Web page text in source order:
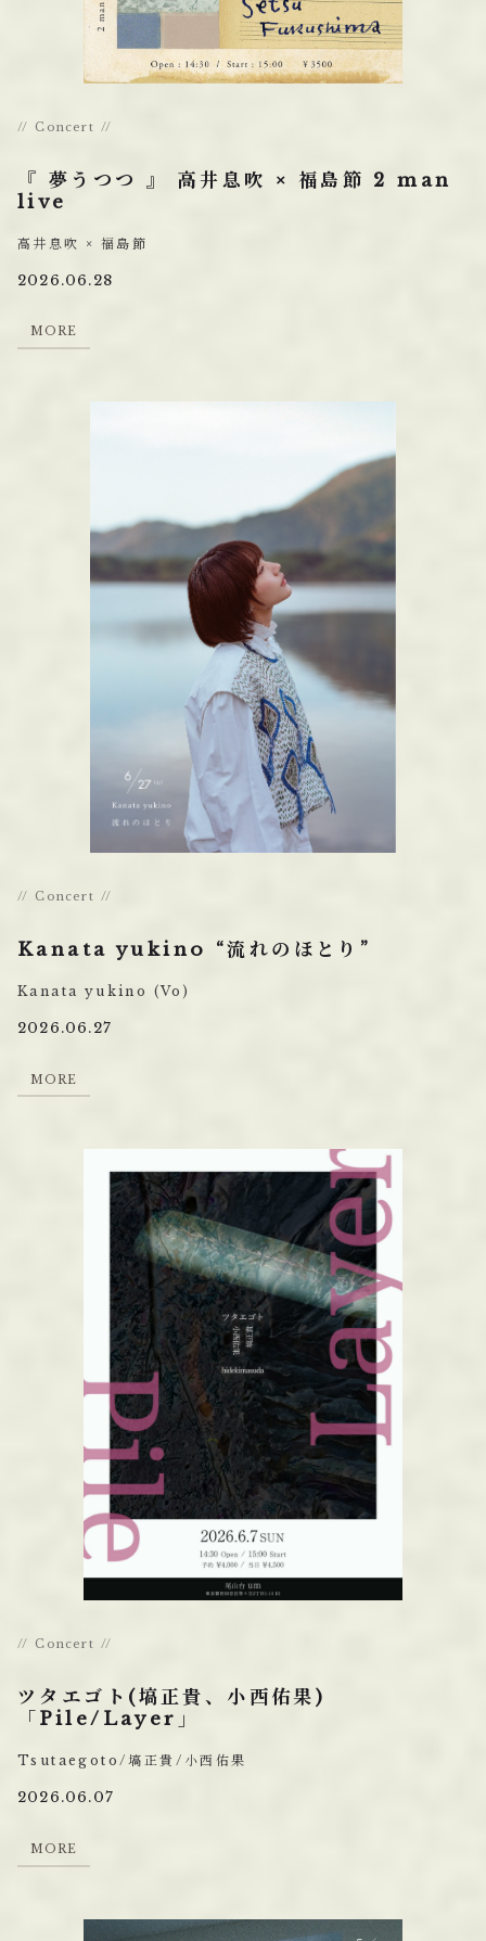
Concert
『 夢うつつ 』 高井息吹 × 福島節 2 man
live
高井息吹 × 福島節
2026.06.28
MORE
MORE
Concert
Kanata yukino “流れのほとり”
Kanata yukino (Vo)
2026.06.27
MORE
MORE
Concert
ツタエゴト(塙正貴、小西佑果)
「Pile/Layer」
Tsutaegoto/塙正貴/小西佑果
2026.06.07
MORE
MORE